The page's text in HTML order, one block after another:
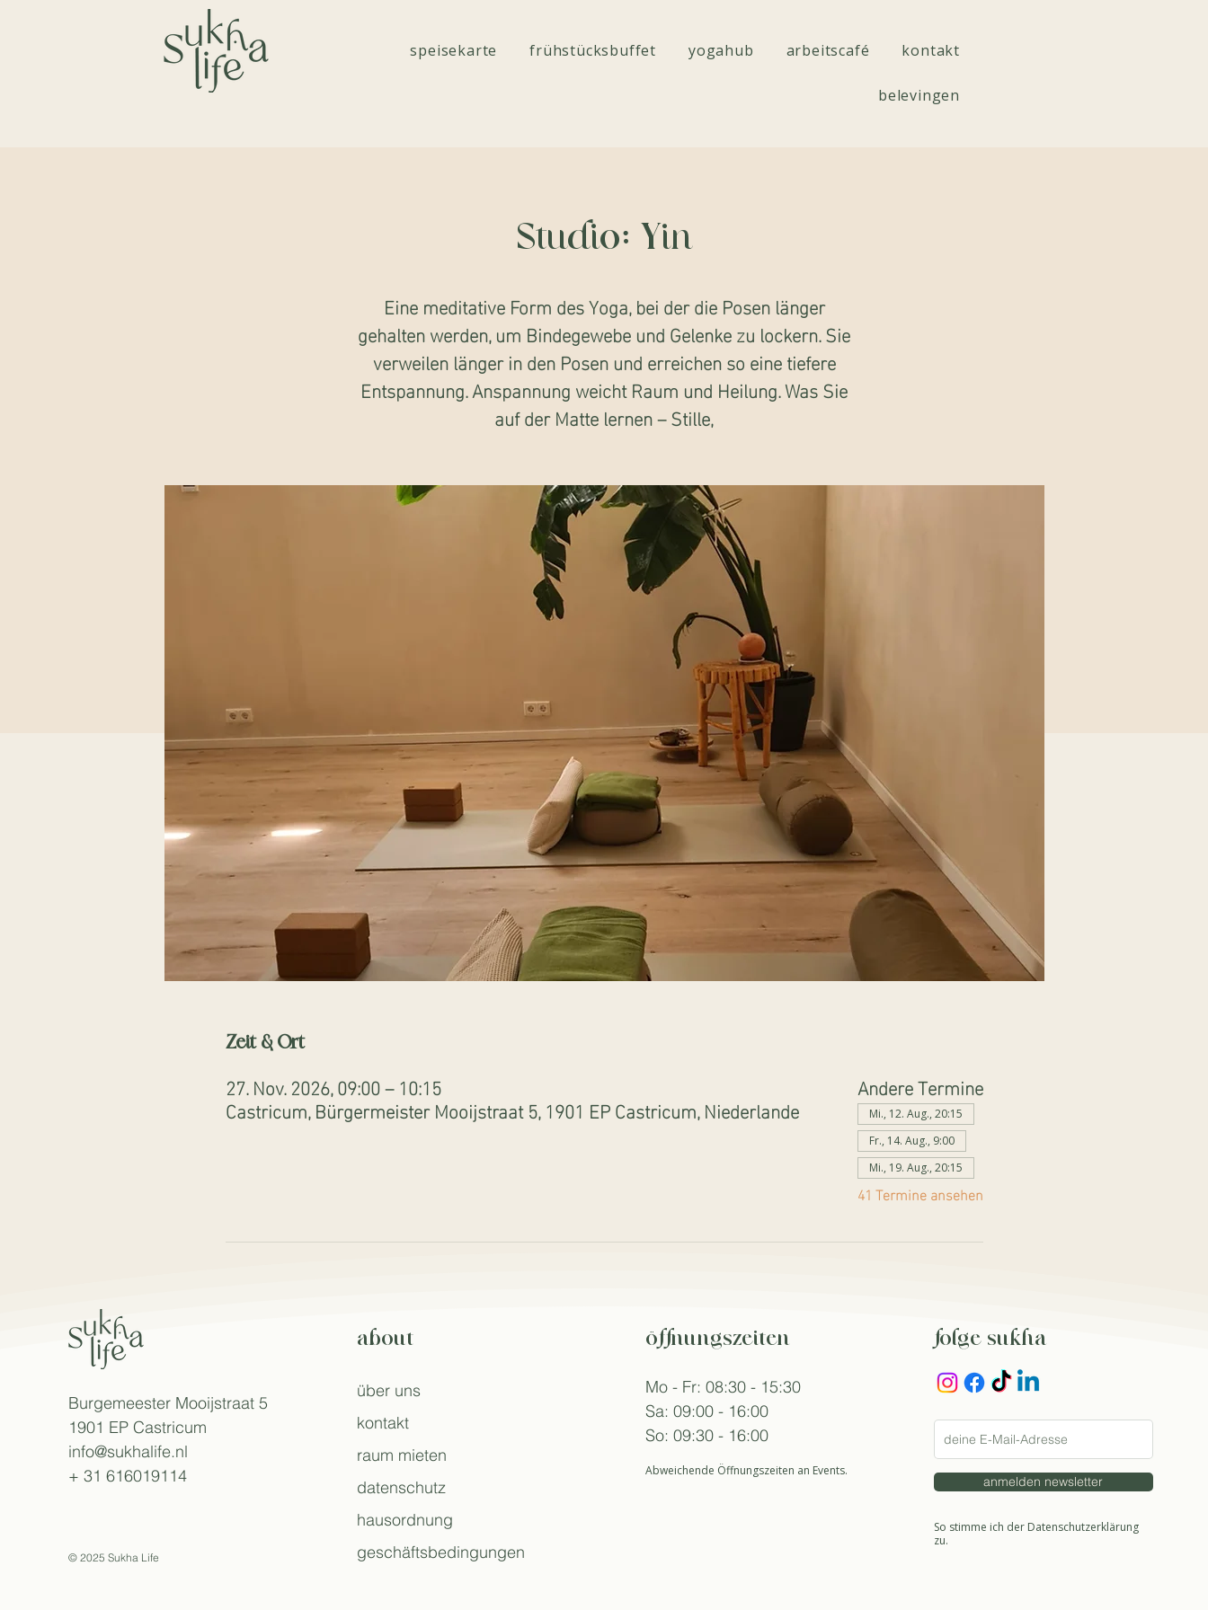
speisekarte frühstücksbuffet yogahub arbeitscafé kontakt
belevingen
Studio: Yin
Eine meditative Form des Yoga, bei der die Posen länger
gehalten werden, um Bindegewebe und Gelenke zu lockern. Sie
verweilen länger in den Posen und erreichen so eine tiefere
Entspannung. Anspannung weicht Raum und Heilung. Was Sie
auf der Matte lernen – Stille,
Zeit & Ort
27. Nov. 2026, 09:00 – 10:15
Castricum, Bürgermeister Mooijstraat 5, 1901 EP Castricum, Niederlande
Andere Termine
Mi., 12. Aug., 20:15
Fr., 14. Aug., 9:00
Mi., 19. Aug., 20:15
41 Termine ansehen
Burgemeester Mooijstraat 5
1901 EP Castricum
info@sukhalife.nl
+ 31 616019114
© 2025 Sukha Life
about
über uns
kontakt
raum mieten
datenschutz
hausordnung
geschäftsbedingungen
öffnungszeiten
Mo - Fr: 08:30 - 15:30
Sa: 09:00 - 16:00
So: 09:30 - 16:00
Abweichende Öffnungszeiten an Events.
folge sukha
anmelden newsletter
So stimme ich der Datenschutzerklärung
zu.